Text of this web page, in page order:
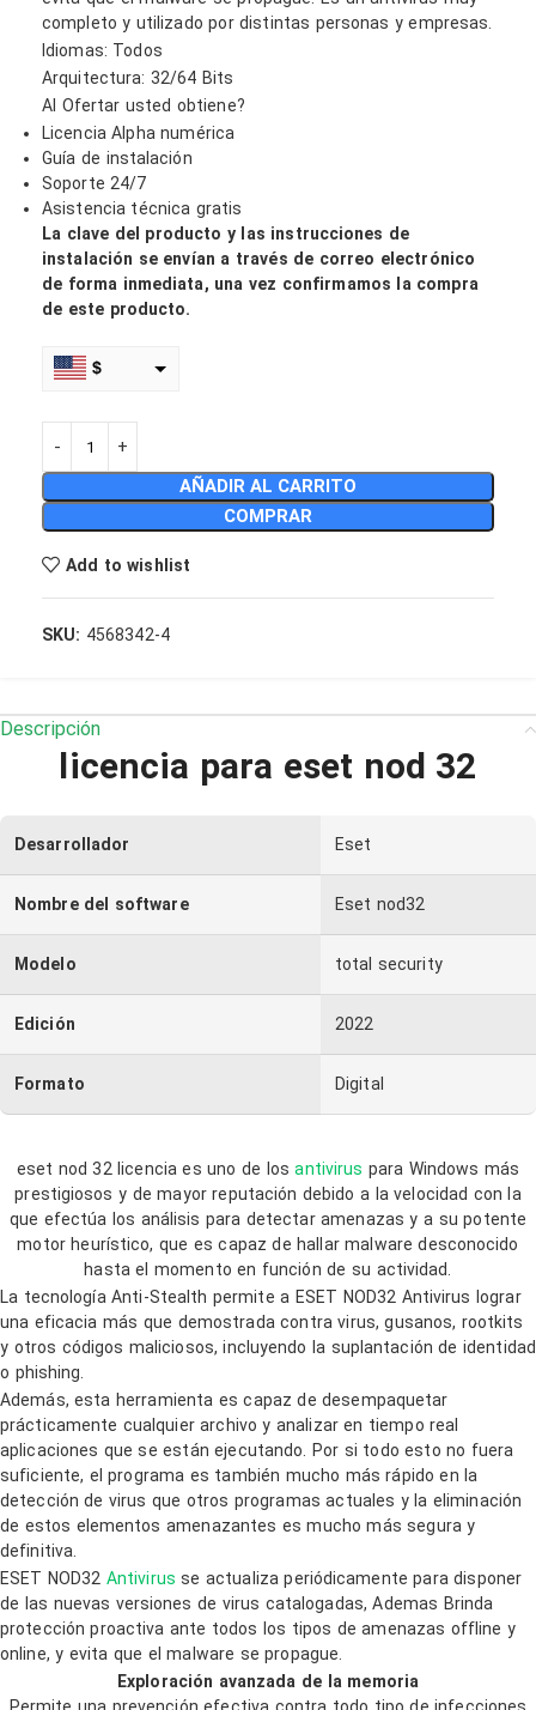
completo y utilizado por distintas personas y empresas.
Idiomas: Todos
Arquitectura: 32/64 Bits
Al Ofertar usted obtiene?
Licencia Alpha numérica
Guía de instalación
Soporte 24/7
Asistencia técnica gratis
La clave del producto y las instrucciones de
instalación se envían a través de correo electrónico
de forma inmediata, una vez confirmamos la compra
de este producto.
$
MXN
COP
DOP
PEN
AÑADIR AL CARRITO
COMPRAR
Add to wishlist
SKU: 4568342-4
Descripción
licencia para eset nod 32
Desarrollador Eset
Nombre del software Eset nod32
Modelo total security
Edición 2022
Formato Digital
eset nod 32 licencia es uno de losantivirus para Windows más
prestigiosos y de mayor reputación debido a la velocidad con la
que efectúa los análisis para detectar amenazas y a su potente
motor heurístico, que es capaz de hallar malware desconocido
hasta el momento en función de su actividad.
La tecnología Anti-Stealth permite a ESET NOD32 Antivirus lograr
una eficacia más que demostrada contra virus, gusanos, rootkits
y otros códigos maliciosos, incluyendo la suplantación de identidad
o phishing.
Además, esta herramienta es capaz de desempaquetar
prácticamente cualquier archivo y analizar en tiempo real
aplicaciones que se están ejecutando. Por si todo esto no fuera
suficiente, el programa es también mucho más rápido en la
detección de virus que otros programas actuales y la eliminación
de estos elementos amenazantes es mucho más segura y
definitiva.
ESET NOD32 Antivirus se actualiza periódicamente para disponer
de las nuevas versiones de virus catalogadas, Ademas Brinda
protección proactiva ante todos los tipos de amenazas offline y
online, y evita que el malware se propague.
Exploración avanzada de la memoria